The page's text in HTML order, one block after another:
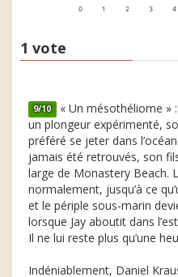
0 1 2 3 4
1 vote
9/10 « Un mésothéliome »
un plongeur expérimenté,
préféré se jeter dans
jamais été retrouvés, son
large de Monastery Beach.
normalement, jusqu’à ce
et le périple sous-marin
lorsque Jay aboutit dans
Il ne lui reste plus qu’une
Indéniablement, Daniel